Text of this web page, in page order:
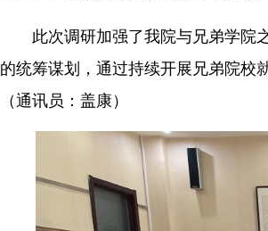
此次调研加强了我院与兄弟学院
的统筹谋划，通过持续开展兄弟院校
（通讯员：盖康）